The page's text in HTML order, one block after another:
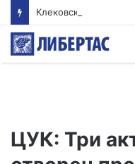
ЦУК: Три